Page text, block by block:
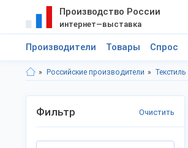
Производство России
интернет—выставка
Производители Товары Спрос
Российские производители Текстиль
Фильтр Очистить